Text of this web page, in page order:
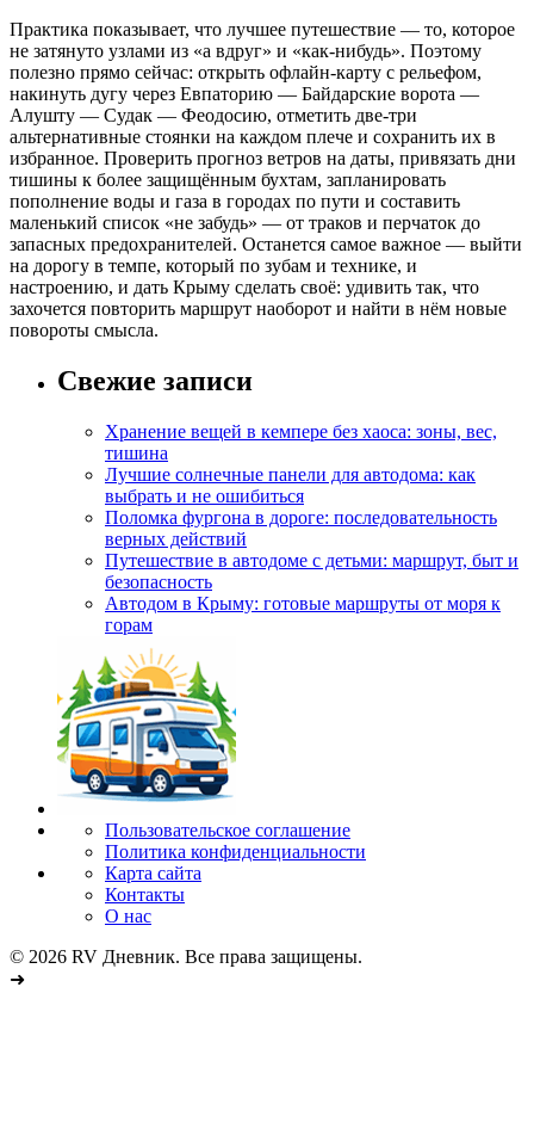
Практика показывает, что лучшее путешествие — то, которое
не затянуто узлами из «а вдруг» и «как-нибудь». Поэтому
полезно прямо сейчас: открыть офлайн-карту с рельефом,
накинуть дугу через Евпаторию — Байдарские ворота —
Алушту — Судак — Феодосию, отметить две-три
альтернативные стоянки на каждом плече и сохранить их в
избранное. Проверить прогноз ветров на даты, привязать дни
тишины к более защищённым бухтам, запланировать
пополнение воды и газа в городах по пути и составить
маленький список «не забудь» — от траков и перчаток до
запасных предохранителей. Останется самое важное — выйти
на дорогу в темпе, который по зубам и технике, и
настроению, и дать Крыму сделать своё: удивить так, что
захочется повторить маршрут наоборот и найти в нём новые
повороты смысла.
Свежие записи
Хранение вещей в кемпере без хаоса: зоны, вес,
тишина
Лучшие солнечные панели для автодома: как
выбрать и не ошибиться
Поломка фургона в дороге: последовательность
верных действий
Путешествие в автодоме с детьми: маршрут, быт и
безопасность
Автодом в Крыму: готовые маршруты от моря к
горам
Пользовательское соглашение
Политика конфиденциальности
Карта сайта
Контакты
О нас
© 2026 RV Дневник. Все права защищены.
➜